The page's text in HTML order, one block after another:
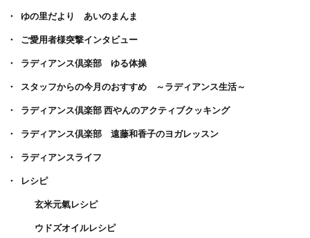
ゆの里だより あいのまんま
ご愛用者様突撃インタビュー
ラディアンス倶楽部 ゆる体操
スタッフからの今月のおすすめ ～ラディアンス生活～
ラディアンス倶楽部 西やんのアクティブクッキング
ラディアンス倶楽部 遠藤和香子のヨガレッスン
ラディアンスライフ
レシピ
玄米元氣レシピ
ウドズオイルレシピ